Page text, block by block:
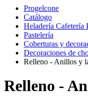
Progelcone
Catálogo
Heladería Cafetería
Pastelería
Coberturas y
Decoraciones de
Relleno - Anillos y
Relleno -